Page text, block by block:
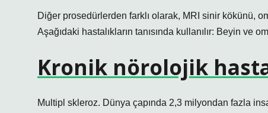
Diğer prosedürlerden farklı olarak, MRI sinir kökünü,
Aşağıdaki hastalıkların tanısında kullanılır: Beyin
Kronik nörolojik
Multipl skleroz. Dünya çapında 2,3 milyondan fazla